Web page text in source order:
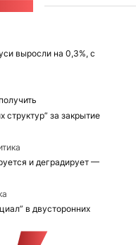
выросли на 0,3%, с
структур” за закрытие
и деградирует —
в двусторонних